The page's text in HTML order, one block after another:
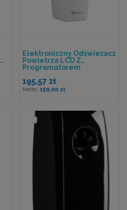
Elektroniczny Odświeżacz
Powietrza LCD Z
Programatorem
195,57 zł
159,00 zł